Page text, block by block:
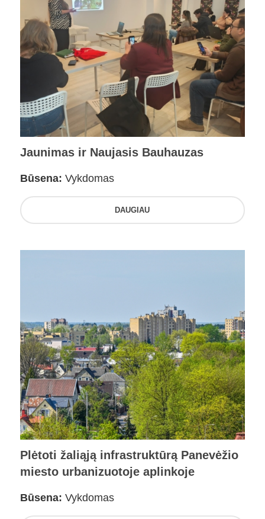
Jaunimas ir Naujasis Bauhauzas
Būsena: Vykdomas
DAUGIAU
Plėtoti žaliąją infrastruktūrą Panevėžio
miesto urbanizuotoje aplinkoje
Būsena: Vykdomas